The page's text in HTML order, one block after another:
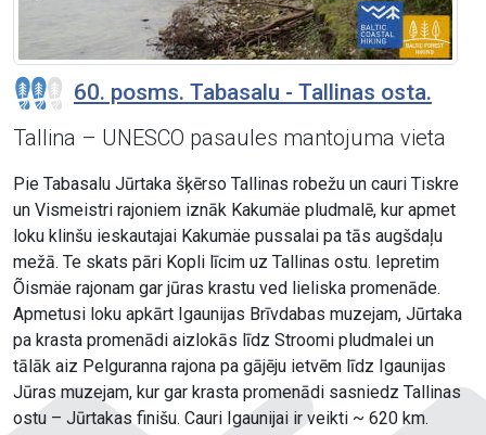
60. posms. Tabasalu - Tallinas osta.
Tallina – UNESCO pasaules mantojuma vieta
Pie Tabasalu Jūrtaka šķērso Tallinas robežu un cauri Tiskre
un Vismeistri rajoniem iznāk Kakumäe pludmalē, kur apmet
loku klinšu ieskautajai Kakumäe pussalai pa tās augšdaļu
mežā. Te skats pāri Kopli līcim uz Tallinas ostu. Iepretim
Õismäe rajonam gar jūras krastu ved lieliska promenāde.
Apmetusi loku apkārt Igaunijas Brīvdabas muzejam, Jūrtaka
pa krasta promenādi aizlokās līdz Stroomi pludmalei un
tālāk aiz Pelguranna rajona pa gājēju ietvēm līdz Igaunijas
Jūras muzejam, kur gar krasta promenādi sasniedz Tallinas
ostu – Jūrtakas finišu. Cauri Igaunijai ir veikti ~ 620 km.